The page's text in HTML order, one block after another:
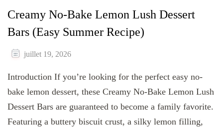
Creamy No-Bake Lemon Lush Dessert
Bars (Easy Summer Recipe)
juillet 19, 2026
Introduction If you’re looking for the perfect easy no-
bake lemon dessert, these Creamy No-Bake Lemon Lush
Dessert Bars are guaranteed to become a family favorite.
Featuring a buttery biscuit crust, a silky lemon filling,